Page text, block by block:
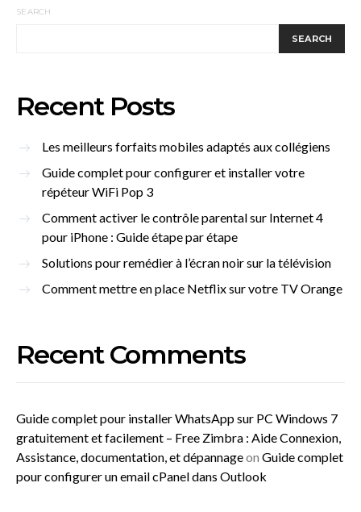
SEARCH
SEARCH
Recent Posts
Les meilleurs forfaits mobiles adaptés aux collégiens
Guide complet pour configurer et installer votre
répéteur WiFi Pop 3
Comment activer le contrôle parental sur Internet 4
pour iPhone : Guide étape par étape
Solutions pour remédier à l’écran noir sur la télévision
Comment mettre en place Netflix sur votre TV Orange
Recent Comments
Guide complet pour installer WhatsApp sur PC Windows 7
gratuitement et facilement – Free Zimbra : Aide Connexion,
Assistance, documentation, et dépannageon Guide complet
pour configurer un email cPanel dans Outlook